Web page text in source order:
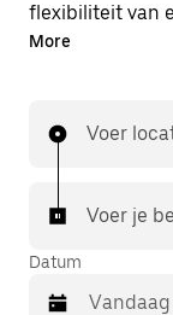
flexibiliteit van
functies in de
Je rit is binnen
More
Voer
Voer je
Datum